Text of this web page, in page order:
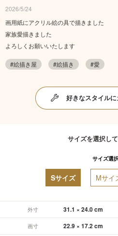
2026/5/24
画用紙にアクリル絵の具で描きました
家族愛描きました
よろしくお願いいたします
#絵描き屋 #絵描き #愛
好きなスタイル
サイズを選択し
サイズ選
Sサイズ Mサイ
外寸 31.1 × 24.0 cm
画寸 22.9 × 17.2 cm